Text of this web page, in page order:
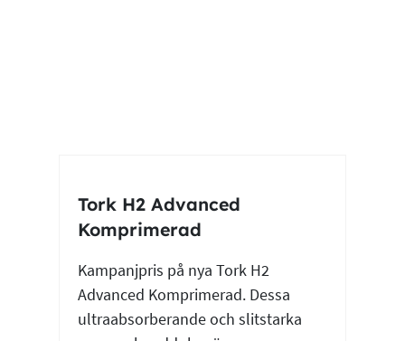
Tork H2 Advanced
Komprimerad
Kampanjpris på nya Tork H2
Advanced Komprimerad. Dessa
ultraabsorberande och slitstarka